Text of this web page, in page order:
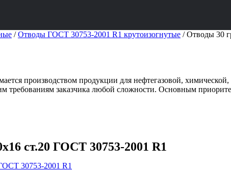
/Отводы ГОСТ 30753-2001 R1 крутоизогнутые /Отводы 30
производством продукции для нефтегазовой,
требованиям заказчика любой сложности. Основным
ст.20 ГОСТ 30753-2001 R1